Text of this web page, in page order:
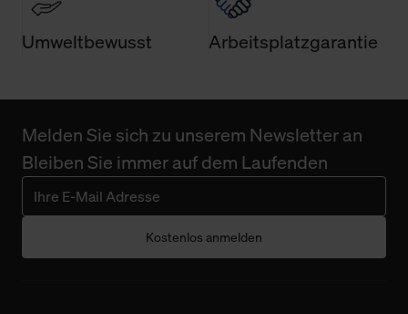
Umweltbewusst Arbeitsplatzgarantie
Melden Sie sich zu unserem Newsletter an
Bleiben Sie immer auf dem Laufenden
Kostenlos anmelden